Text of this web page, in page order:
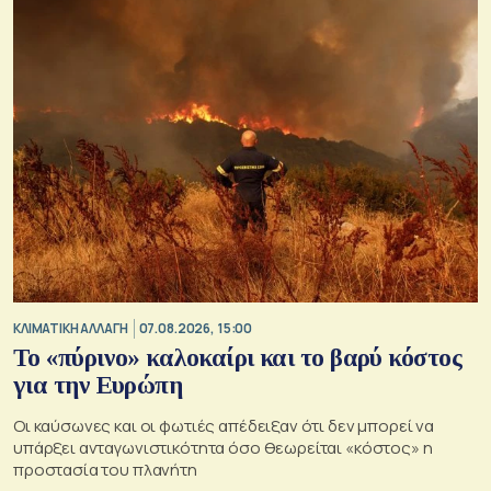
ΚΛΙΜΑΤΙΚΗ ΑΛΛΑΓΗ 07.08.2026, 15:00
Το «πύρινο» καλοκαίρι και το βαρύ κόστος
για την Ευρώπη
Οι καύσωνες και οι φωτιές απέδειξαν ότι δεν μπορεί να
υπάρξει ανταγωνιστικότητα όσο θεωρείται «κόστος» η
προστασία του πλανήτη